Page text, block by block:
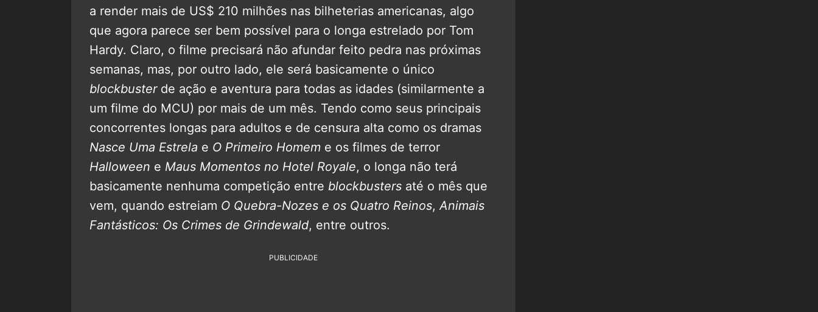
a render mais de US$ 210 milhões nas bilheterias americanas, algo
que agora parece ser bem possível para o longa estrelado por Tom
Hardy. Claro, o filme precisará não afundar feito pedra nas próximas
semanas, mas, por outro lado, ele será basicamente o único
blockbuster de ação e aventura para todas as idades (similarmente a
um filme do MCU) por mais de um mês. Tendo como seus principais
concorrentes longas para adultos e de censura alta como os dramas
Nasce Uma Estrela e O Primeiro Homem e os filmes de terror
Halloween e Maus Momentos no Hotel Royale, o longa não terá
basicamente nenhuma competição entre blockbusters até o mês que
vem, quando estreiam O Quebra-Nozes e os Quatro Reinos,Animais
Fantásticos: Os Crimes de Grindewald, entre outros.
PUBLICIDADE